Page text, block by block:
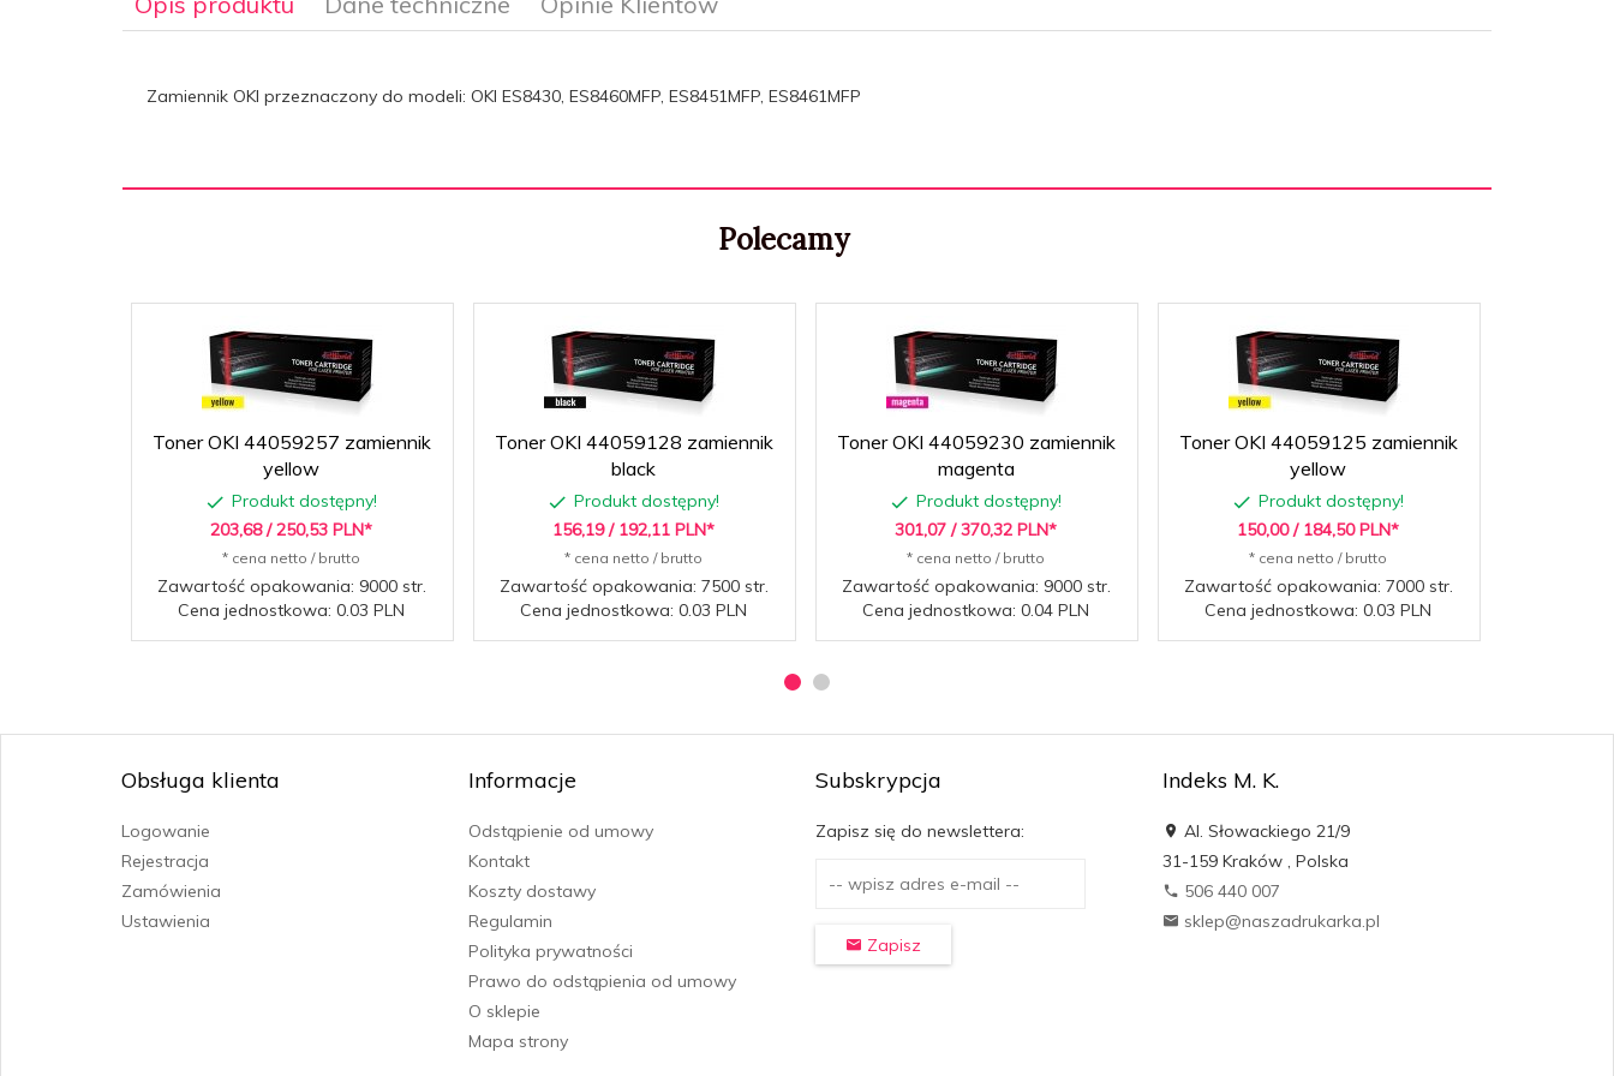
Zamiennik OKI przeznaczony do modeli: OKI ES8430, ES8460MFP, ES8451MFP, ES8461MFP
Wydajność: 20000
Polecamy
Toner OKI 44059257 zamiennik
yellow
Produkt dostępny!
203,68 / 250,53 PLN*
* cena netto / brutto
Zawartość opakowania: 9000 str.
Cena jednostkowa: 0.03 PLN
Toner OKI 44059128 zamiennik
black
Produkt dostępny!
156,19 / 192,11 PLN*
* cena netto / brutto
Zawartość opakowania: 7500 str.
Cena jednostkowa: 0.03 PLN
Toner OKI 44059230 zamiennik
magenta
Produkt dostępny!
301,07 / 370,32 PLN*
* cena netto / brutto
Zawartość opakowania: 9000 str.
Cena jednostkowa: 0.04 PLN
Toner OKI 44059125 zamiennik
yellow
Produkt dostępny!
150,00 / 184,50 PLN*
* cena netto / brutto
Zawartość opakowania: 7000 str.
Cena jednostkowa: 0.03 PLN
Obsługa klienta
Logowanie
Rejestracja
Zamówienia
Ustawienia
Informacje
Odstąpienie od umowy
Kontakt
Koszty dostawy
Regulamin
Polityka prywatności
Prawo do odstąpienia od umowy
O sklepie
Mapa strony
Subskrypcja
Zapisz się do newslettera:
Zapisz
Indeks M. K.
Al. Słowackiego 21/9
31-159 Kraków, Polska
506 440 007
sklep@naszadrukarka.pl